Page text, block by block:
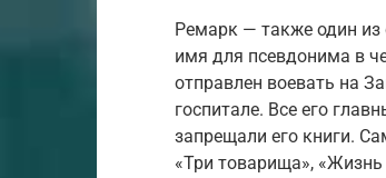
Ремарк — также один
имя для псевдонима в
отправлен воевать на
госпитале. Все его
запрещали его книги.
«Три товарища»,